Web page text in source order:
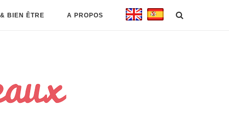
BIEN ÊTRE A PROPOS